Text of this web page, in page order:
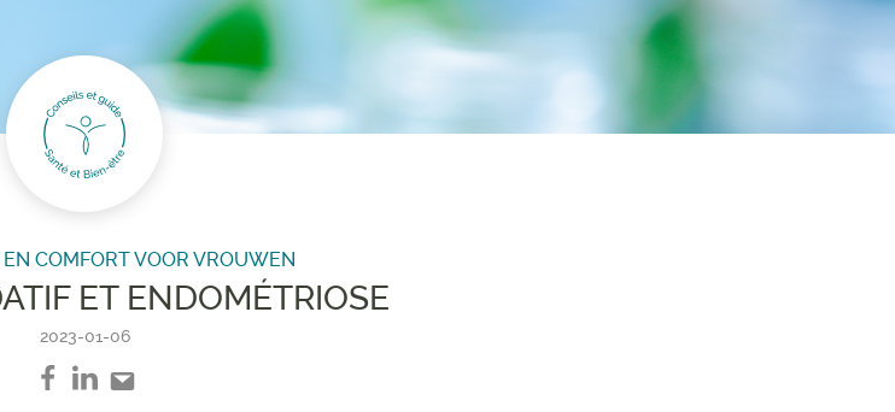
COMFORT VOOR VROUWEN
ET ENDOMÉTRIOSE
2023-01-06